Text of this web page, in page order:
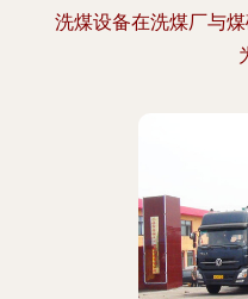
洗煤设备在洗煤厂与